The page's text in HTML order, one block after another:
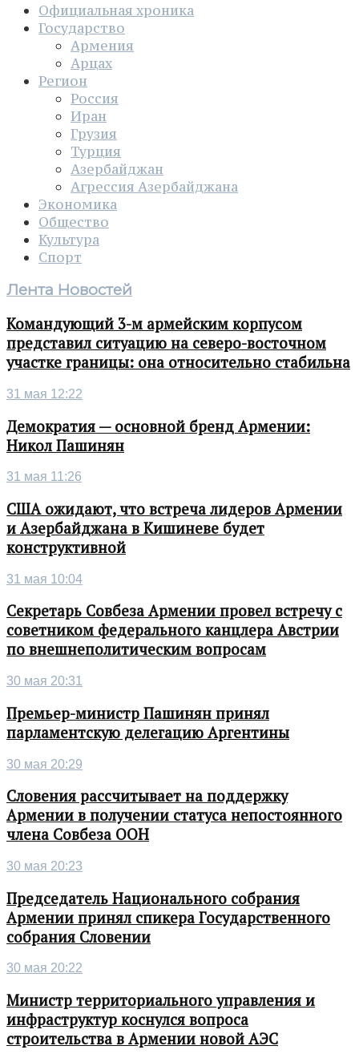
Официальная хроника
Государство
Армения
Арцах
Регион
Россия
Иран
Грузия
Турция
Азербайджан
Агрессия Азербайджана
Экономика
Общество
Культура
Спорт
Лента Новостей
Командующий 3-м армейским корпусом
представил ситуацию на северо-восточном
участке границы: она относительно стабильна
31 мая 12:22
Демократия — основной бренд Армении:
Никол Пашинян
31 мая 11:26
США ожидают, что встреча лидеров Армении
и Азербайджана в Кишиневе будет
конструктивной
31 мая 10:04
Секретарь Совбеза Армении провел встречу с
советником федерального канцлера Австрии
по внешнеполитическим вопросам
30 мая 20:31
Премьер-министр Пашинян принял
парламентскую делегацию Аргентины
30 мая 20:29
Словения рассчитывает на поддержку
Армении в получении статуса непостоянного
члена Совбеза ООН
30 мая 20:23
Председатель Национального собрания
Армении принял спикера Государственного
собрания Словении
30 мая 20:22
Министр территориального управления и
инфраструктур коснулся вопроса
строительства в Армении новой АЭС